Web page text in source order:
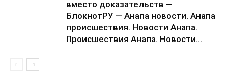
вместо доказательств —
БлокнотРУ — Анапа новости. Анапа
происшествия. Новости Анапа.
Происшествия Анапа. Новости...